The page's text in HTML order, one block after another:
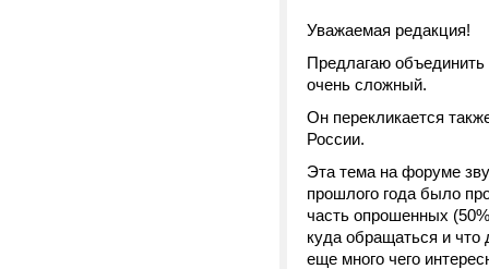
Уважаемая редакция!
Предлагаю
очень сложный.
Он перекликается
России.
Эта тема на форуме
прошлого года было
часть опрошенных
куда обращаться и что
еще много чего